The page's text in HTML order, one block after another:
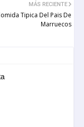
MÁS RECIENTE
Tipica Del Pais De
Marruecos